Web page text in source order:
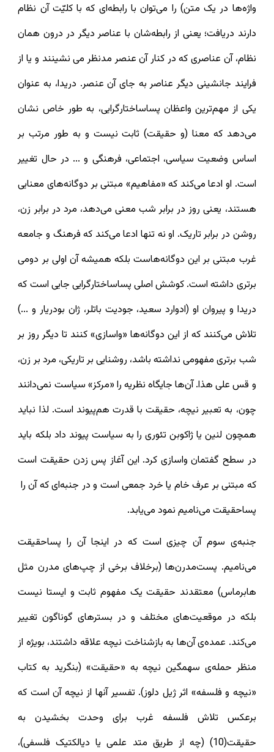
واژه‌ها در یک متن) را می‌توان با رابطه‌ای که با کلیّت آن نظام
دارند دریافت؛ یعنی از رابطه‌شان با عناصر دیگر در درون همان
نظام، آن عناصری که در کنار آن عنصر مدنظر می نشینند و یا از
فرایند جانشینی دیگر عناصر به جای آن عنصر. دریدا، به عنوان
یکی از مهم‌ترین واعظان پساساختارگرایی، به طور خاص نشان
می‌دهد که معنا (و حقیقت) ثابت نیست و به طور مرتب بر
اساس وضعیت سیاسی، اجتماعی، فرهنگی و ... در حال تغییر
است. او ادعا می‌کند که «مفاهیم» مبتنی بر دوگانه‌های معنایی
هستند، یعنی روز در برابر شب معنی می‌دهد، مرد در برابر زن،
روشن در برابر تاریک. او نه تنها ادعا می‌کند که فرهنگ و جامعه
غرب مبتنی بر این دوگانه‌هاست بلکه همیشه آن اولی بر دومی
برتری داشته است. کوشش اصلی پساساختارگرایی جایی‌ است که
دریدا و پیروان او (ادوارد سعید، جودیت باتلر، ژان بودریار و ...)
تلاش می‌کنند که از این دوگانه‌‌ها «واسازی» کنند تا دیگر روز بر
شب برتری مفهومی نداشته باشد، روشنایی بر تاریکی، مرد بر زن،
و قس علی هذا. آن‌ها جایگاه نظریه را «مرکز» سیاست نمی‌دانند
چون، به تعبیر نیچه، حقیقت با قدرت هم‌پیوند است. لذا نباید
همچون لنین یا ژاکوبن تئوری را به سیاست پیوند داد بلکه باید
در سطح گفتمان واسازی کرد. این آغاز پس زدن حقیقت است
که مبتنی بر عرف خام یا خرد جمعی است و در جنبه‌ای که آن را
پساحقیقت می‌نامیم نمود می‌یابد.
جنبه‌ی سوم آن چیزی است که در اینجا آن را پساحقیقت
می‌نامیم. پست‌مدرن‌ها (برخلاف برخی از چپ‌های مدرن مثل
هابرماس) معتقدند حقیقت یک مفهوم ثابت و ایستا نیست
بلکه در موقعیت‌های مختلف و در بسترهای گوناگون تغییر
می‌کند. عمده‌ی آن‌ها به بازشناخت نیچه علاقه داشتند، بویژه از
منظر حمله‌ی سهمگین نیچه به «حقیقت» (بنگرید به کتاب
«نیچه و فلسفه» اثر ژیل دلوز). تفسیر آنها از نیچه آن است که
برعکس تلاش فلسفه غرب برای وحدت بخشیدن به
حقیقت(10) (چه از طریق متد علمی یا دیالکتیک فلسفی)،